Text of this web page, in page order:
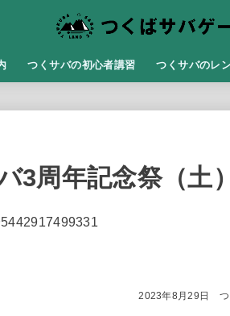
つくサバの初心者講習 つくサバのレ
周年記念祭（土）
2023年8月29日 つ